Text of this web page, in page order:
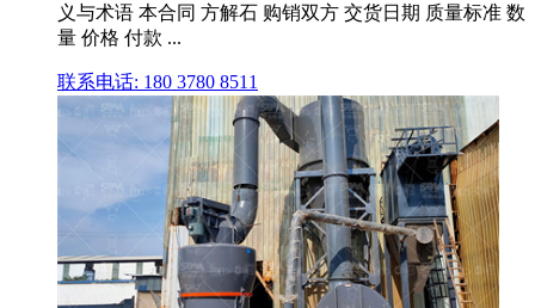
义与术语 本合同 方解石 购销双方 交货日期 质量标准 数
量 价格 付款 ...
联系电话: 180 3780 8511